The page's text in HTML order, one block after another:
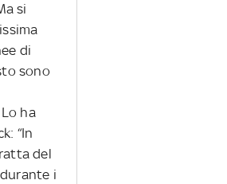
si
di
sono
ha
“In
del
i